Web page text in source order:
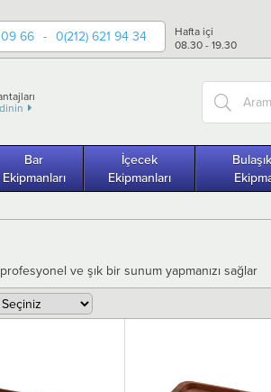
66 - 0(212) 621 94 34
Hafta içi
08.30 - 19.30
Bar
Ekipmanları
İçecek
Ekipmanları
ve şık bir sunum yapmanızı sağlar